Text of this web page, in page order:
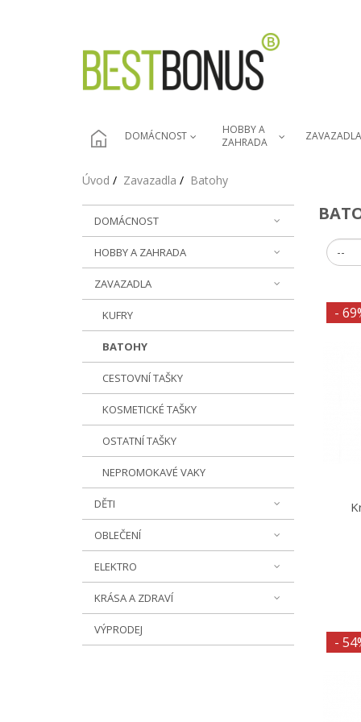
DOMÁCNOST
HOBBY A
ZAHRADA
ZAVAZADLA
Úvod Zavazadla Batohy
DOMÁCNOST
HOBBY A ZAHRADA
ZAVAZADLA
KUFRY
BATOHY
CESTOVNÍ TAŠKY
KOSMETICKÉ TAŠKY
OSTATNÍ TAŠKY
NEPROMOKAVÉ VAKY
DĚTI
OBLEČENÍ
ELEKTRO
KRÁSA A ZDRAVÍ
VÝPRODEJ
-
-